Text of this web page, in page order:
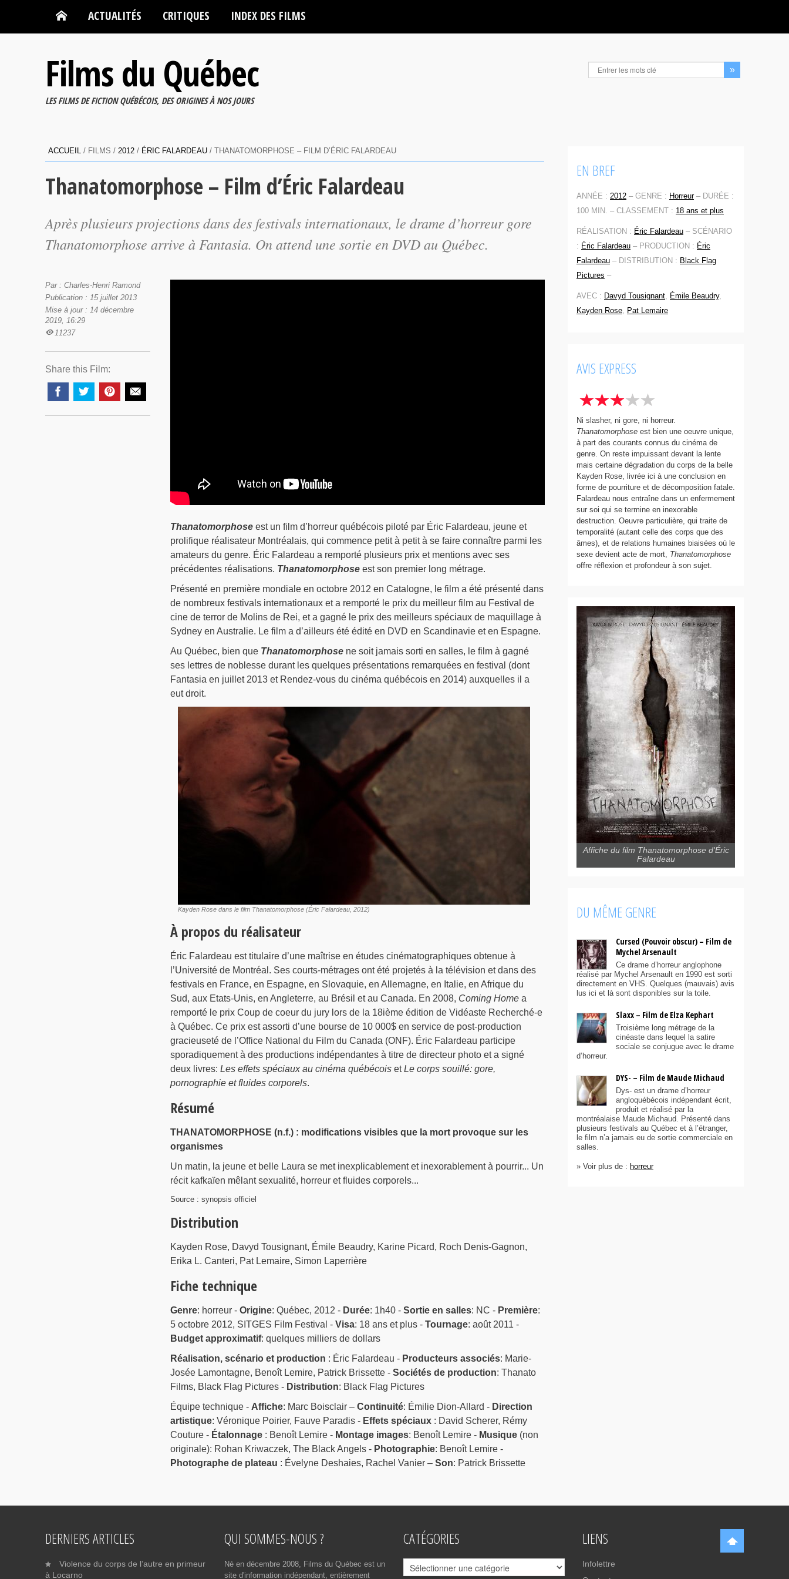
ACTUALITÉS CRITIQUES INDEX DES FILMS
Films du Québec
LES FILMS DE FICTION QUÉBÉCOIS, DES ORIGINES À NOS JOURS
ACCUEIL / FILMS / 2012 / ÉRIC FALARDEAU / THANATOMORPHOSE – FILM D’ÉRIC FALARDEAU
Thanatomorphose – Film d’Éric Falardeau
Après plusieurs projections dans des festivals internationaux, le drame d’horreur gore
Thanatomorphose arrive à Fantasia. On attend une sortie en DVD au Québec.
Par : Charles-Henri Ramond
Publication : 15 juillet 2013
Mise à jour : 14 décembre
2019, 16:29
11237
Share this Film:
Thanatomorphoseest un film d’horreur québécois piloté par Éric Falardeau, jeune et
prolifique réalisateur Montréalais, qui commence petit à petit à se faire connaître parmi les
amateurs du genre. Éric Falardeau a remporté plusieurs prix et mentions avec ses
précédentes réalisations. Thanatomorphoseest son premier long métrage.
Présenté en première mondiale en octobre 2012 en Catalogne, le film a été présenté dans
de nombreux festivals internationaux et a remporté le prix du meilleur film au Festival de
cine de terror de Molins de Rei, et a gagné le prix des meilleurs spéciaux de maquillage à
Sydney en Australie. Le film a d’ailleurs été édité en DVD en Scandinavie et en Espagne.
Au Québec, bien que Thanatomorphosene soit jamais sorti en salles, le film à gagné
ses lettres de noblesse durant les quelques présentations remarquées en festival (dont
Fantasia en juillet 2013 et Rendez-vous du cinéma québécois en 2014) auxquelles il a
eut droit.
Kayden Rose dans le film Thanatomorphose (Éric Falardeau, 2012)
À propos du réalisateur
Éric Falardeau est titulaire d’une maîtrise en études cinématographiques obtenue à
l’Université de Montréal. Ses courts-métrages ont été projetés à la télévision et dans des
festivals en France, en Espagne, en Slovaquie, en Allemagne, en Italie, en Afrique du
Sud, aux Etats-Unis, en Angleterre, au Brésil et au Canada. En 2008, Coming Homea
remporté le prix Coup de coeur du jury lors de la 18ième édition de Vidéaste Recherché-e
à Québec. Ce prix est assorti d’une bourse de 10 000$ en service de post-production
gracieuseté de l’Office National du Film du Canada (ONF). Éric Falardeau participe
sporadiquement à des productions indépendantes à titre de directeur photo et a signé
deux livres: Les effets spéciaux au cinéma québécoisetLe corps souillé: gore,
pornographie et fluides corporels.
Résumé
THANATOMORPHOSE (n.f.) : modifications visibles que la mort provoque sur les
organismes
Un matin, la jeune et belle Laura se met inexplicablement et inexorablement à pourrir... Un
récit kafkaïen mêlant sexualité, horreur et fluides corporels...
Source : synopsis officiel
Distribution
Kayden Rose, Davyd Tousignant, Émile Beaudry, Karine Picard, Roch Denis-Gagnon,
Erika L. Canteri, Pat Lemaire, Simon Laperrière
Fiche technique
Genre: horreur - Origine: Québec, 2012 - Durée: 1h40 - Sortie en salles: NC - Première:
5 octobre 2012, SITGES Film Festival - Visa: 18 ans et plus - Tournage: août 2011 -
Budget approximatif: quelques milliers de dollars
Réalisation, scénario et production : Éric Falardeau - Producteurs associés: Marie-
Josée Lamontagne, Benoît Lemire, Patrick Brissette - Sociétés de production: Thanato
Films, Black Flag Pictures - Distribution: Black Flag Pictures
Équipe technique - Affiche: Marc Boisclair – Continuité: Émilie Dion-Allard - Direction
artistique: Véronique Poirier, Fauve Paradis - Effets spéciaux: David Scherer, Rémy
Couture - Étalonnage: Benoît Lemire - Montage images: Benoît Lemire - Musique(non
originale): Rohan Kriwaczek, The Black Angels - Photographie: Benoît Lemire -
Photographe de plateau : Évelyne Deshaies, Rachel Vanier – Son: Patrick Brissette
EN BREF
ANNÉE : 2012 – GENRE : Horreur– DURÉE :
100 MIN. – CLASSEMENT : 18 ans et plus
RÉALISATION : Éric Falardeau – SCÉNARIO
: Éric Falardeau – PRODUCTION : Éric
Falardeau – DISTRIBUTION : Black Flag
Pictures –
AVEC : Davyd Tousignant, Émile Beaudry,
Kayden Rose, Pat Lemaire
AVIS EXPRESS
Ni slasher, ni gore, ni horreur.
Thanatomorphose est bien une oeuvre unique,
à part des courants connus du cinéma de
genre. On reste impuissant devant la lente
mais certaine dégradation du corps de la belle
Kayden Rose, livrée ici à une conclusion en
forme de pourriture et de décomposition fatale.
Falardeau nous entraîne dans un enfermement
sur soi qui se termine en inexorable
destruction. Oeuvre particulière, qui traite de
temporalité (autant celle des corps que des
âmes), et de relations humaines biaisées où le
sexe devient acte de mort, Thanatomorphose
offre réflexion et profondeur à son sujet.
Affiche du film Thanatomorphose d'Éric
Falardeau
DU MÊME GENRE
Cursed (Pouvoir obscur) – Film de
Mychel Arsenault
Ce drame d’horreur anglophone
réalisé par Mychel Arsenault en 1990 est sorti
directement en VHS. Quelques (mauvais) avis
lus ici et là sont disponibles sur la toile.
Slaxx – Film de Elza Kephart
Troisième long métrage de la
cinéaste dans lequel la satire
sociale se conjugue avec le drame
d’horreur.
DYS- – Film de Maude Michaud
Dys- est un drame d’horreur
angloquébécois indépendant écrit,
produit et réalisé par la
montréalaise Maude Michaud. Présenté dans
plusieurs festivals au Québec et à l’étranger,
le film n’a jamais eu de sortie commerciale en
salles.
» Voir plus de : horreur
DERNIERS ARTICLES
Violence du corps de l’autre en primeur
à Locarno
QUI SOMMES-NOUS ?
Né en décembre 2008, Films du Québec est un
site d'information indépendant, entièrement
CATÉGORIES
Catégories
LIENS
Infolettre